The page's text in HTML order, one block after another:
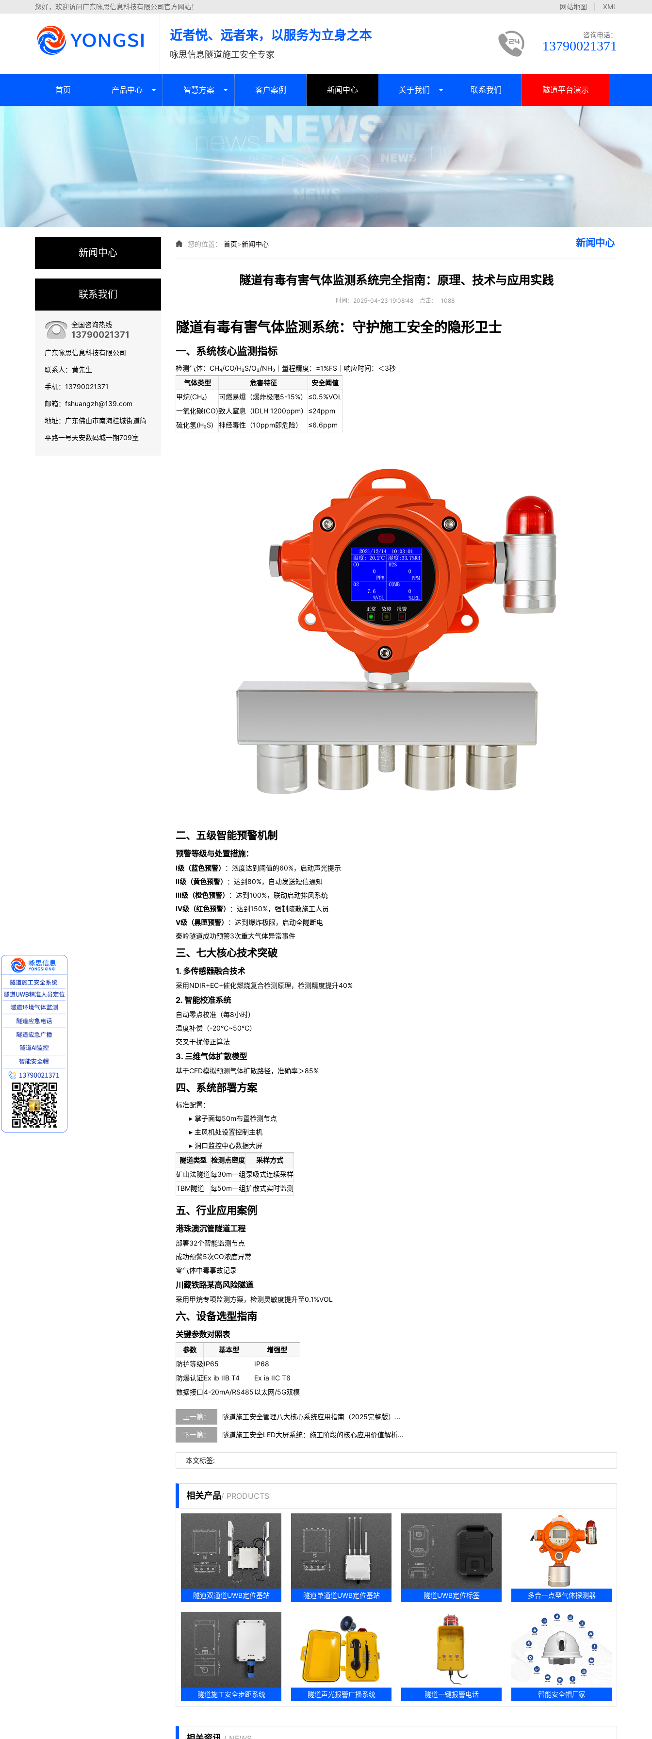
您好，欢迎访问广东咏思信息科技有限公司官方网站！ 网站地图 XML
近者悦、远者来，以服务为立身之本
咏思信息隧道施工安全专家
咨询电话：
13790021371
首页 产品中心 智慧方案 客户案例 新闻中心 关于我们 联系我们 隧道平台演示
新闻中心
联系我们
全国咨询热线
13790021371
广东咏思信息科技有限公司
联系人：黄先生
手机：13790021371
邮箱：fshuangzh@139.com
地址：广东佛山市南海桂城街道简
平路一号天安数码城一期709室
您的位置： 首页>新闻中心 新闻中心
隧道有毒有害气体监测系统完全指南：原理、技术与应用实践
时间：2025-04-23 19:08:48 点击： 1088
隧道有毒有害气体监测系统：守护施工安全的隐形卫士
一、系统核心监测指标
检测气体：CH₄/CO/H₂S/O₂/NH₃｜量程精度：±1%FS｜响应时间：＜3秒
气体类型
危害特征
安全阈值
甲烷(CH₄)
可燃易爆（爆炸极限5-15%）
≤0.5%VOL
一氧化碳(CO)致人窒息（IDLH 1200ppm）
≤24ppm
硫化氢(H₂S)
神经毒性（10ppm即危险） ≤6.6ppm
二、五级智能预警机制
预警等级与处置措施：
Ⅰ级（蓝色预警）
：浓度达到阈值的60%，启动声光提示
Ⅱ级（黄色预警）
：达到80%，自动发送短信通知
Ⅲ级（橙色预警）
：达到100%，联动启动排风系统
Ⅳ级（红色预警）
：达到150%，强制疏散施工人员
Ⅴ级（黑匣预警）
：达到爆炸极限，启动全隧断电
秦岭隧道成功预警3次重大气体异常事件
三、七大核心技术突破
1. 多传感器融合技术
采用NDIR+EC+催化燃烧复合检测原理，检测精度提升40%
2. 智能校准系统
自动零点校准（每8小时）
温度补偿（-20℃~50℃）
交叉干扰修正算法
3. 三维气体扩散模型
基于CFD模拟预测气体扩散路径，准确率＞85%
四、系统部署方案
标准配置：
▸ 掌子面每50m布置检测节点
▸ 主风机处设置控制主机
▸ 洞口监控中心数据大屏
隧道类型 检测点密度
采样方式
矿山法隧道每30m一组泵吸式连续采样
TBM隧道
每50m一组扩散式实时监测
五、行业应用案例
港珠澳沉管隧道工程
部署32个智能监测节点
成功预警5次CO浓度异常
零气体中毒事故记录
川藏铁路某高风险隧道
采用甲烷专项监测方案，检测灵敏度提升至0.1%VOL
六、设备选型指南
关键参数对照表
参数 基本型
增强型
防护等级IP65
IP68
防爆认证Ex ib IIB T4
Ex ia IIC T6
数据接口4-20mA/RS485以太网/5G双模
上一篇： 隧道施工安全管理八大核心系统应用指南（2025完整版）…
下一篇： 隧道施工安全LED大屏系统：施工阶段的核心应用价值解析…
本文标签:
相关产品/ PRODUCTS
隧道双通道UWB定位基站 隧道单通道UWB定位基站 隧道UWB定位标签 多合一点型气体探测器
隧道施工安全步距系统 隧道声光报警广播系统 隧道一键报警电话 智能安全帽厂家